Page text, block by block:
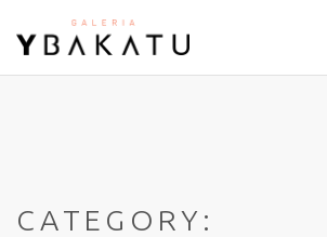
CATEGORY: